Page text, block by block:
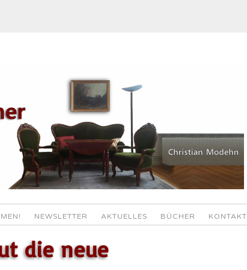
NEWSLETTER AKTUELLES BÜCHER KONTAKT
die neue